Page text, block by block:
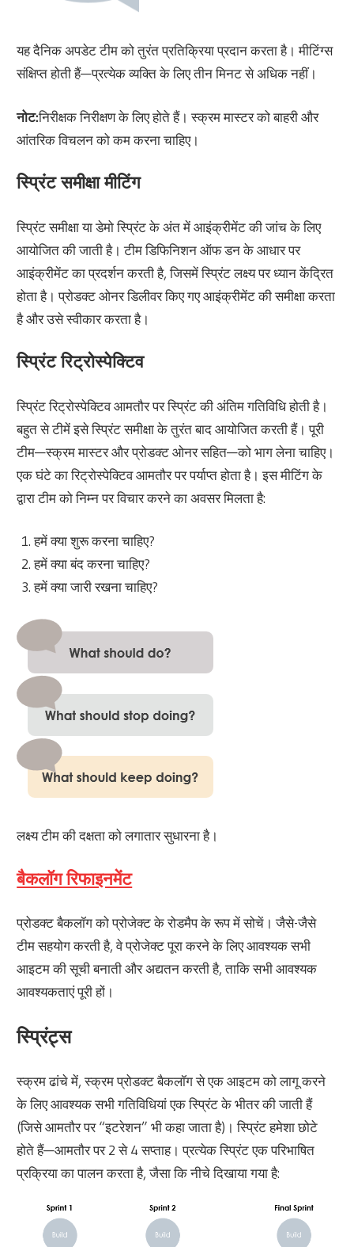
यह दैनिक अपडेट टीम को तुरंत प्रतिक्रिया प्रदान करता है। मीटिंग्स
संक्षिप्त होती हैं—प्रत्येक व्यक्ति के लिए तीन मिनट से अधिक नहीं।
नोट:निरीक्षक निरीक्षण के लिए होते हैं। स्क्रम मास्टर को बाहरी और
आंतरिक विचलन को कम करना चाहिए।
स्प्रिंट समीक्षा मीटिंग
स्प्रिंट समीक्षा या डेमो स्प्रिंट के अंत में आइंक्रीमेंट की जांच के लिए
आयोजित की जाती है। टीम डिफिनिशन ऑफ डन के आधार पर
आइंक्रीमेंट का प्रदर्शन करती है, जिसमें स्प्रिंट लक्ष्य पर ध्यान केंद्रित
होता है। प्रोडक्ट ओनर डिलीवर किए गए आइंक्रीमेंट की समीक्षा करता
है और उसे स्वीकार करता है।
स्प्रिंट रिट्रोस्पेक्टिव
स्प्रिंट रिट्रोस्पेक्टिव आमतौर पर स्प्रिंट की अंतिम गतिविधि होती है।
बहुत से टीमें इसे स्प्रिंट समीक्षा के तुरंत बाद आयोजित करती हैं। पूरी
टीम—स्क्रम मास्टर और प्रोडक्ट ओनर सहित—को भाग लेना चाहिए।
एक घंटे का रिट्रोस्पेक्टिव आमतौर पर पर्याप्त होता है। इस मीटिंग के
द्वारा टीम को निम्न पर विचार करने का अवसर मिलता है:
हमें क्या शुरू करना चाहिए?
हमें क्या बंद करना चाहिए?
हमें क्या जारी रखना चाहिए?
लक्ष्य टीम की दक्षता को लगातार सुधारना है।
बैकलॉग रिफाइनमेंट
प्रोडक्ट बैकलॉग को प्रोजेक्ट के रोडमैप के रूप में सोचें। जैसे-जैसे
टीम सहयोग करती है, वे प्रोजेक्ट पूरा करने के लिए आवश्यक सभी
आइटम की सूची बनाती और अद्यतन करती है, ताकि सभी आवश्यक
आवश्यकताएं पूरी हों।
स्प्रिंट्स
स्क्रम ढांचे में, स्क्रम प्रोडक्ट बैकलॉग से एक आइटम को लागू करने
के लिए आवश्यक सभी गतिविधियां एक स्प्रिंट के भीतर की जाती हैं
(जिसे आमतौर पर “इटरेशन” भी कहा जाता है)। स्प्रिंट हमेशा छोटे
होते हैं—आमतौर पर 2 से 4 सप्ताह। प्रत्येक स्प्रिंट एक परिभाषित
प्रक्रिया का पालन करता है, जैसा कि नीचे दिखाया गया है: